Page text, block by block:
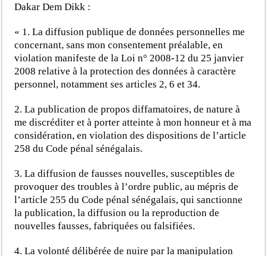
Dakar Dem Dikk :
« 1. La diffusion publique de données personnelles me
concernant, sans mon consentement préalable, en
violation manifeste de la Loi n° 2008-12 du 25 janvier
2008 relative à la protection des données à caractère
personnel, notamment ses articles 2, 6 et 34.
2. La publication de propos diffamatoires, de nature à
me discréditer et à porter atteinte à mon honneur et à ma
considération, en violation des dispositions de l’article
258 du Code pénal sénégalais.
3. La diffusion de fausses nouvelles, susceptibles de
provoquer des troubles à l’ordre public, au mépris de
l’article 255 du Code pénal sénégalais, qui sanctionne
la publication, la diffusion ou la reproduction de
nouvelles fausses, fabriquées ou falsifiées.
4. La volonté délibérée de nuire par la manipulation